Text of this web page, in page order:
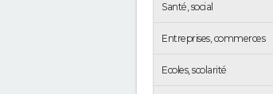
Santé, social
Entreprises, commerces
Ecoles, scolarité